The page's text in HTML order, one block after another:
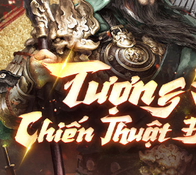
Facebook
Youtube
Hỗ Trợ
Điều Khoản